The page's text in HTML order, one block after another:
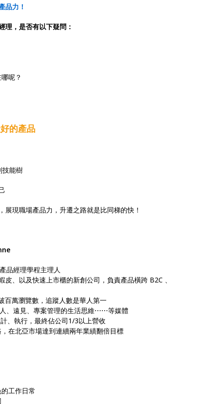
品力！
理，是否有以下疑問：
呢？
的產品
技能樹
現職場產品力，升遷之路就是比同梯的快！
品經理學程主理人
、以及快速上市櫃的新創公司，負責產品橫跨 B2C 、
百萬瀏覽數，追蹤人數是華人第一
、遠見、專案管理的生活思維⋯⋯等媒體
、執行，最終佔公司1/3以上營收
在北亞市場達到連續兩年業績翻倍目標
工作日常